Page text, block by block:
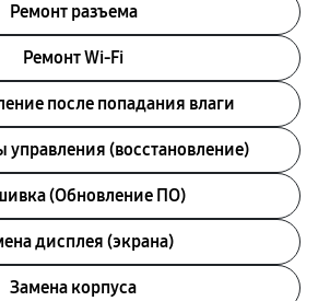
Ремонт разъема
Ремонт Wi-Fi
после попадания влаги
управления (восстановление)
(Обновление ПО)
дисплея (экрана)
Замена корпуса